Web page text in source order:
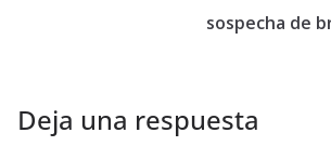
sospecha de
Deja una respuesta